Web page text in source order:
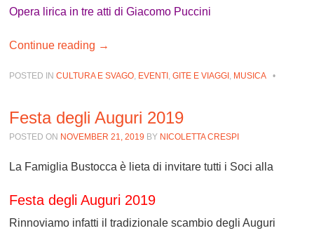
Opera lirica in tre atti di Giacomo Puccini
Continue reading →
POSTED INCULTURA E SVAGO, EVENTI ,GITE E VIAGGI , MUSICA •
Festa degli Auguri 2019
POSTED ON NOVEMBER 21, 2019 BY NICOLETTA CRESPI
La Famiglia Bustocca è lieta di invitare tutti i Soci alla
Festa degli Auguri 2019
Rinnoviamo infatti il tradizionale scambio degli Auguri